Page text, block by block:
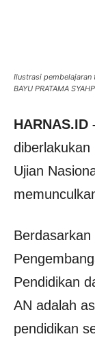
Ilustrasi pembelajaran
BAYU PRATAMA
HARNAS.ID
diberlakukan
Ujian
Pendidikan
AN adalah
pendidikan